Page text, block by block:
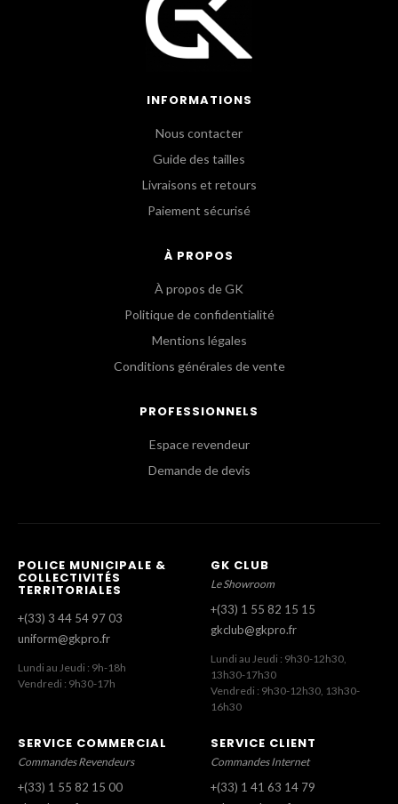
INFORMATIONS
Nous contacter
Guide des tailles
Livraisons et retours
Paiement sécurisé
À PROPOS
À propos de GK
Politique de confidentialité
Mentions légales
Conditions générales de vente
PROFESSIONNELS
Espace revendeur
Demande de devis
POLICE MUNICIPALE &
COLLECTIVITÉS
TERRITORIALES
+(33) 3 44 54 97 03
uniform@gkpro.fr
Lundi au Jeudi : 9h-18h
Vendredi : 9h30-17h
GK CLUB
Le Showroom
+(33) 1 55 82 15 15
gkclub@gkpro.fr
Lundi au Jeudi : 9h30-12h30,
13h30-17h30
Vendredi : 9h30-12h30, 13h30-
16h30
SERVICE COMMERCIAL
Commandes Revendeurs
+(33) 1 55 82 15 00
SERVICE CLIENT
Commandes Internet
+(33) 1 41 63 14 79